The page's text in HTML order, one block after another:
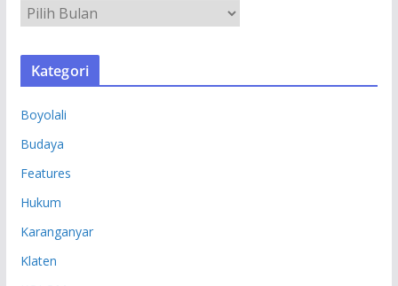
R
S
Kategori
Boyolali
Budaya
Features
Hukum
Karanganyar
Klaten